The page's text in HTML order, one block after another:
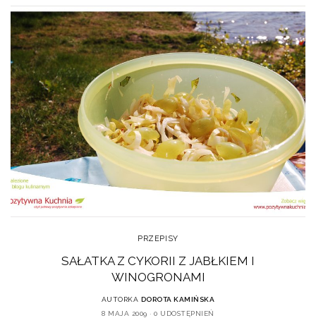
PRZEPISY
SAŁATKA Z CYKORII Z JABŁKIEM I
WINOGRONAMI
AUTORKA DOROTA KAMIŃSKA
8 MAJA 2009
0 UDOSTĘPNIEŃ